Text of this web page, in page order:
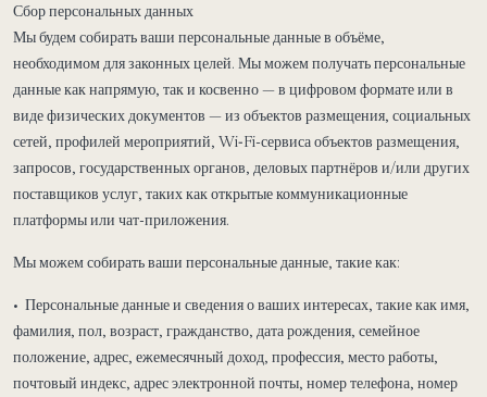
Сбор персональных данных
Мы будем собирать ваши персональные данные в объёме,
необходимом для законных целей. Мы можем получать персональные
данные как напрямую, так и косвенно — в цифровом формате или в
виде физических документов — из объектов размещения, социальных
сетей, профилей мероприятий, Wi‑Fi-сервиса объектов размещения,
запросов, государственных органов, деловых партнёров и/или других
поставщиков услуг, таких как открытые коммуникационные
платформы или чат-приложения.
Мы можем собирать ваши персональные данные, такие как:
• Персональные данные и сведения о ваших интересах, такие как имя,
фамилия, пол, возраст, гражданство, дата рождения, семейное
положение, адрес, ежемесячный доход, профессия, место работы,
почтовый индекс, адрес электронной почты, номер телефона, номер